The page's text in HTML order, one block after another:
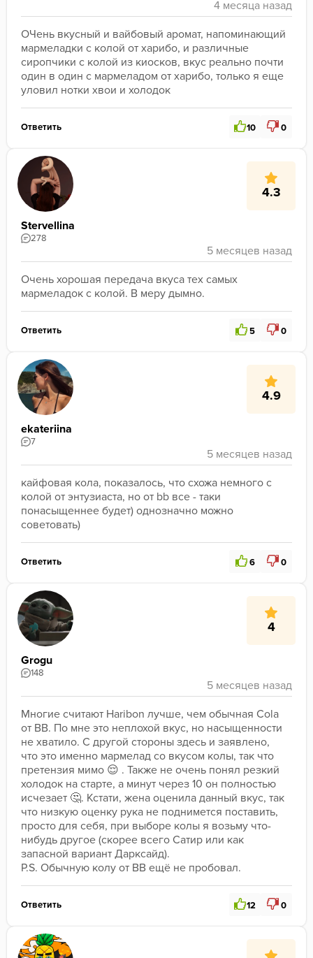
ОЧень вкусный и вайбовый аромат, напоминающий
мармеладки с колой от харибо, и различные
сиропчики с колой из киосков, вкус реально почти
один в один с мармеладом от харибо, только я еще
уловил нотки хвои и холодок
Ответить 10 0
4.3
Stervellina
278
Очень хорошая передача вкуса тех самых
мармеладок с колой. В меру дымно.
Ответить 5 0
4.9
ekateriina
7
кайфовая кола, показалось, что схожа немного с
колой от энтузиаста, но от bb все - таки
понасыщеннее будет) однозначно можно
советовать)
Ответить 6 0
4
Grogu
148
Многие считают Haribon лучше, чем обычная Cola
от BB. По мне это неплохой вкус, но насыщенности
не хватило. С другой стороны здесь и заявлено,
что это именно мармелад со вкусом колы, так что
претензия мимо 😌 . Также не очень понял резкий
холодок на старте, а минут через 10 он полностью
исчезает 🤔. Кстати, жена оценила данный вкус, так
что низкую оценку рука не поднимется поставить,
просто для себя, при выборе колы я возьму что-
нибудь другое (скорее всего Сатир или как
запасной вариант Дарксайд).
P.S. Обычную колу от BB ещё не пробовал.
Ответить 12 0